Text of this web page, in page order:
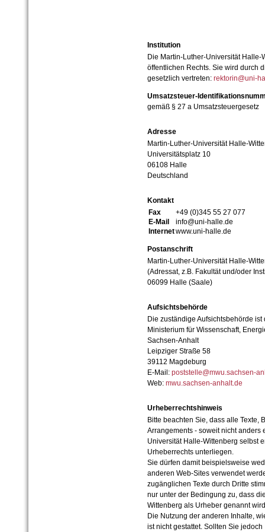
Institution
Die Martin-Luther-Universität
öffentlichen Rechts. Sie wird durch
gesetzlich vertreten: rektorin@uni-
Umsatzsteuer-
gemäß § 27 a Umsatzsteuergesetz
Adresse
Martin-Luther-Universität Halle-
Universitätsplatz 10
06108 Halle
Deutschland
Kontakt
Fax
+49 (0)345 55 27 077
E-Mail
info@uni-halle.de
Internetwww.uni-halle.de
Postanschrift
Martin-Luther-Universität Halle-
(Adressat, z.B. Fakultät und/oder
06099 Halle (Saale)
Aufsichtsbehörde
Die zuständige Aufsichtsbehörde ist
Ministerium für Wissenschaft,
Sachsen-Anhalt
Leipziger Straße 58
39112 Magdeburg
E-Mail: poststelle@mwu.sachsen-
Web: mwu.sachsen-anhalt.de
Urheberrechtshinweis
Bitte beachten Sie, dass alle Texte,
Arrangements - soweit nicht anders
Universität Halle-Wittenberg selbst
Urheberrechts unterliegen.
Sie dürfen damit beispielsweise
anderen Web-Sites verwendet
zugänglichen Texte durch Dritte
nur unter der Bedingung zu, dass
Wittenberg als Urheber genannt
Die Nutzung der anderen Inhalte,
ist nicht gestattet. Sollten Sie